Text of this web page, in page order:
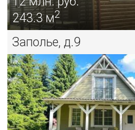
243.3 м2
Заполье, д.9